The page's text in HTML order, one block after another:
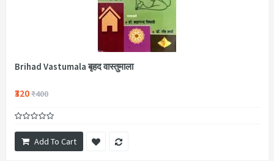
Brihad Vastumala बृहद वास्तुमाला
₹320₹400
Add To Cart